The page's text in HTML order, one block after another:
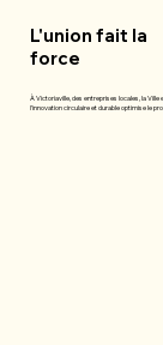
L'union fait la
force
À Victoriaville, des entreprises locales, la Ville
l’innovation circulaire et durable optimise le